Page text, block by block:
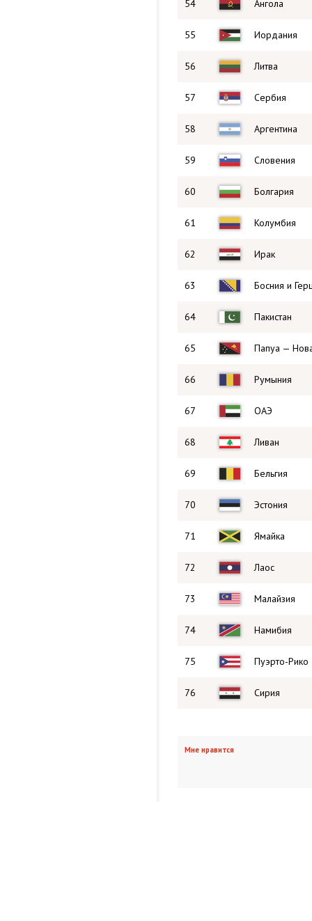
54 Ангола
55 Иордания
56 Литва
57 Сербия
58 Аргентина
59 Словения
60 Болгария
61 Колумбия
62 Ирак
63 Босния и
64 Пакистан
65 Папуа —
66 Румыния
67 ОАЭ
68 Ливан
69 Бельгия
70 Эстония
71 Ямайка
72 Лаос
73 Малайзия
74 Намибия
75 Пуэрто-Рико
76 Сирия
Мне нравится